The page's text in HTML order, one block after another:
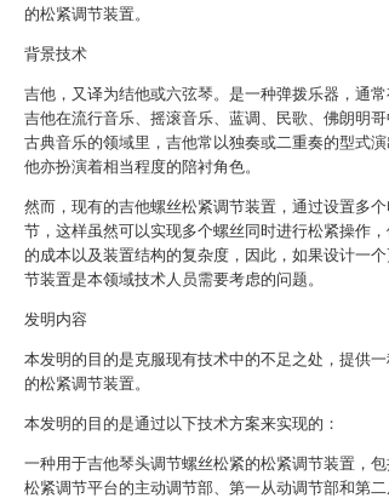
的松紧调节装置。
背景技术
吉他，又译为结他或六弦琴。是一种弹拨乐器，通常
吉他在流行音乐、摇滚音乐、蓝调、民歌、佛朗明
古典音乐的领域里，吉他常以独奏或二重奏的型式
他亦扮演着相当程度的陪衬角色。
然而，现有的吉他螺丝松紧调节装置，通过设置多
节，这样虽然可以实现多个螺丝同时进行松紧操作
的成本以及装置结构的复杂度，因此，如果设计一
节装置是本领域技术人员需要考虑的问题。
发明内容
本发明的目的是克服现有技术中的不足之处，提供
的松紧调节装置。
本发明的目的是通过以下技术方案来实现的：
一种用于吉他琴头调节螺丝松紧的松紧调节装置，
松紧调节平台的主动调节部、第一从动调节部和第